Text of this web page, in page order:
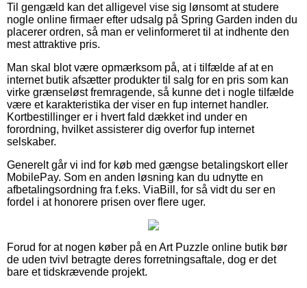
Til gengæld kan det alligevel vise sig lønsomt at studere
nogle online firmaer efter udsalg på Spring Garden inden du
placerer ordren, så man er velinformeret til at indhente den
mest attraktive pris.
Man skal blot være opmærksom på, at i tilfælde af at en
internet butik afsætter produkter til salg for en pris som kan
virke grænseløst fremragende, så kunne det i nogle tilfælde
være et karakteristika der viser en fup internet handler.
Kortbestillinger er i hvert fald dækket ind under en
forordning, hvilket assisterer dig overfor fup internet
selskaber.
Generelt går vi ind for køb med gængse betalingskort eller
MobilePay. Som en anden løsning kan du udnytte en
afbetalingsordning fra f.eks. ViaBill, for så vidt du ser en
fordel i at honorere prisen over flere uger.
Forud for at nogen køber på en Art Puzzle online butik bør
de uden tvivl betragte deres forretningsaftale, dog er det
bare et tidskrævende projekt.